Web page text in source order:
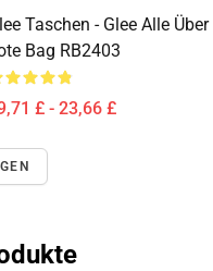
Taschen - Glee Alle
Bag RB2403
£ - 23,66 £